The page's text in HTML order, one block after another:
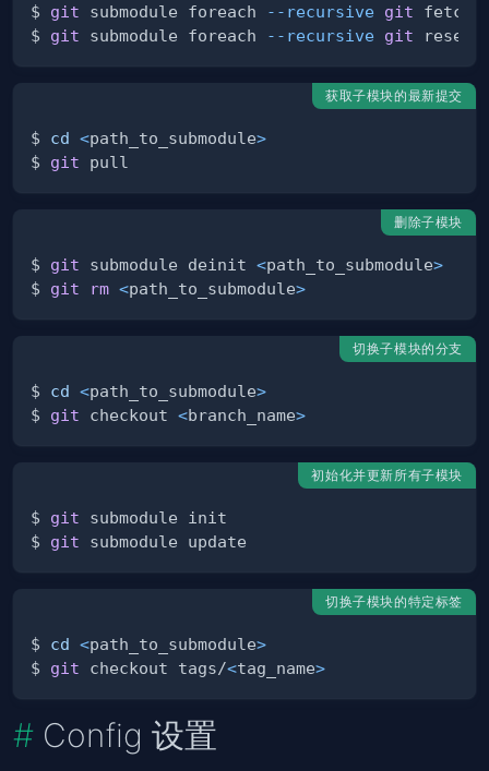
$ git submodule foreach --recursive git fetch
$ git submodule foreach --recursive git reset
获取子模块的最新提交
$ cd <path_to_submodule>
$ git
删除子模块
$ git submodule deinit <path_to_submodule>
$ git rm <path_to_submodule>
切换子模块的分支
$ cd <path_to_submodule>
$ git checkout <branch_name>
初始化并更新所有子模块
$ git
$ git
切换子模块的特定标签
$ cd <path_to_submodule>
$ git checkout tags/<tag_name>
Config 设置